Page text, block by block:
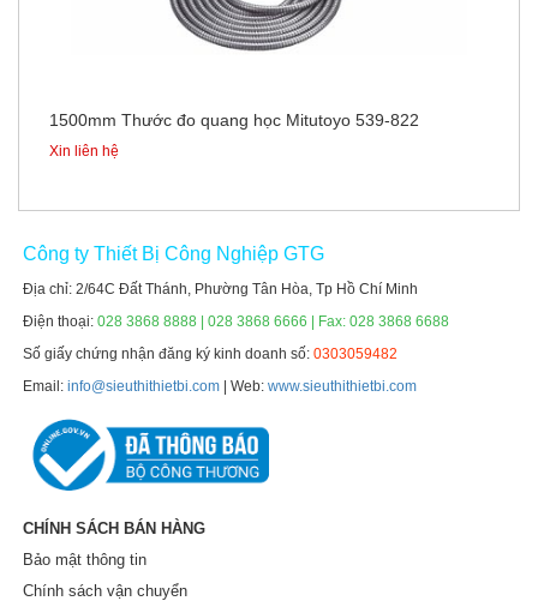
1500mm Thước đo quang học Mitutoyo 539-822
Xin liên hệ
Công ty Thiết Bị Công Nghiệp GTG
Địa chỉ: 2/64C Đất Thánh, Phường Tân Hòa, Tp Hồ Chí Minh
Điện thoại:028 3868 8888 | 028 3868 6666 | Fax: 028 3868 6688
Số giấy chứng nhận đăng ký kinh doanh số:0303059482
Email:info@sieuthithietbi.com | Web:www.sieuthithietbi.com
CHÍNH SÁCH BÁN HÀNG
Bảo mật thông tin
Chính sách vận chuyển